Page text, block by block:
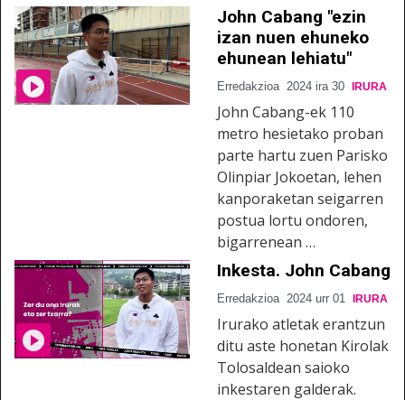
John Cabang "ezin
izan nuen ehuneko
ehunean lehiatu"
Erredakzioa 2024 ira 30 IRURA
John Cabang-ek 110
metro hesietako proban
parte hartu zuen Parisko
Olinpiar Jokoetan, lehen
kanporaketan seigarren
postua lortu ondoren,
bigarrenean …
Inkesta. John Cabang
Erredakzioa 2024 urr 01 IRURA
Irurako atletak erantzun
ditu aste honetan Kirolak
Tolosaldean saioko
inkestaren galderak.